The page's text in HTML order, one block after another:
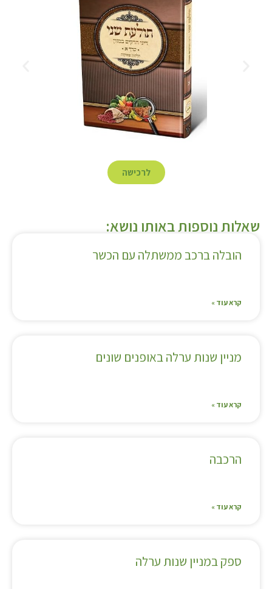
לרכישה
שאלות נוספות באותו נושא:
הובלה ברכב ממשתלה עם הכשר
קרא עוד »
מניין שנות ערלה באופנים שונים
קרא עוד »
הרכבה
קרא עוד »
ספק במניין שנות ערלה